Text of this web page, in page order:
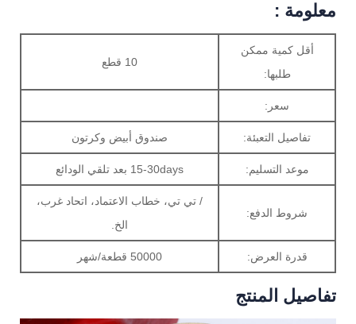
معلومة :
أقل كمية ممكن
طلبها:
10 قطع
سعر:
تفاصيل التعبئة: صندوق أبيض وكرتون
موعد التسليم: 15-30days بعد تلقي الودائع
شروط الدفع:
/ تي تي، خطاب الاعتماد، اتحاد غرب،
الخ.
قدرة العرض: 50000 قطعة/شهر
تفاصيل المنتج